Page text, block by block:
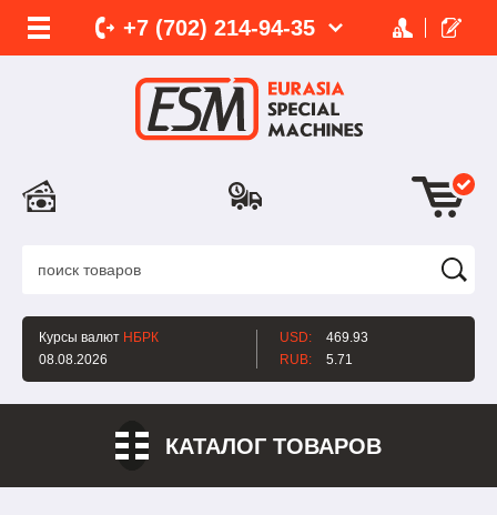
+7 (702) 214-94-35
Курсы валют НБРК
08.08.2026
USD:
469.93
RUB:
5.71
КАТАЛОГ ТОВАРОВ